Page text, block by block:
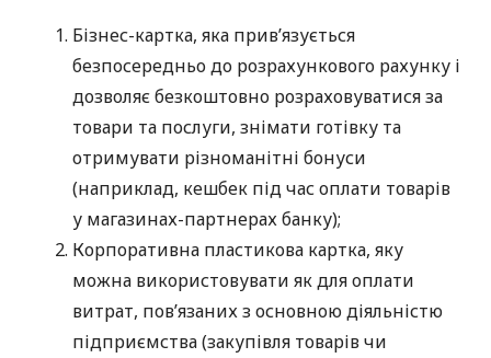
Бізнес-картка, яка прив’язується
безпосередньо до розрахункового рахунку і
дозволяє безкоштовно розраховуватися за
товари та послуги, знімати готівку та
отримувати різноманітні бонуси
(наприклад, кешбек під час оплати товарів
у магазинах-партнерах банку);
Корпоративна пластикова картка, яку
можна використовувати як для оплати
витрат, пов’язаних з основною діяльністю
підприємства (закупівля товарів чи